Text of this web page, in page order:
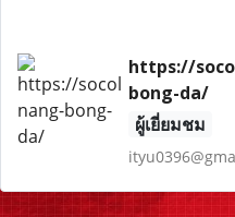
https://
bong-da/
ผู้เยี่ยมชม